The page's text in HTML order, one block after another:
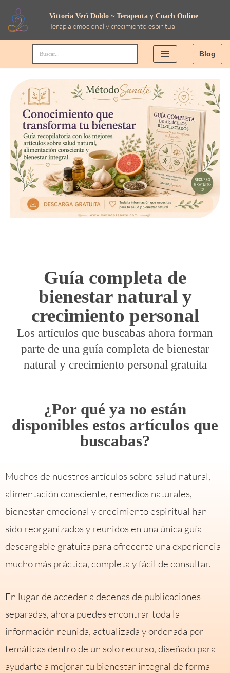
Saltar
contenido
Vittoria Verì Doldo ~ Terapeuta y Coach Online
Terapia emocional y crecimiento espiritual
Blog
Guía completa de
bienestar natural y
crecimiento personal
Los artículos que buscabas ahora forman
parte de una guía completa de bienestar
natural y crecimiento personal gratuita
¿Por qué ya no están
disponibles estos artículos que
buscabas?
Muchos de nuestros artículos sobre salud natural,
alimentación consciente, remedios naturales,
bienestar emocional y crecimiento espiritual han
sido reorganizados y reunidos en una única guía
descargable gratuita para ofrecerte una experiencia
mucho más práctica, completa y fácil de consultar.
En lugar de acceder a decenas de publicaciones
separadas, ahora puedes encontrar toda la
información reunida, actualizada y ordenada por
temáticas dentro de un solo recurso, diseñado para
ayudarte a mejorar tu bienestar integral de forma